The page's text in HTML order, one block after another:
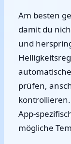
Am besten
damit du
und
prüfen,
App-
mögliche